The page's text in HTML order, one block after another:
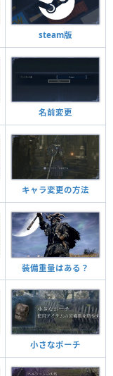
steam版
名前変更
キャラ変更の方法
装備重量はある？
小さなポーチ